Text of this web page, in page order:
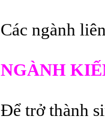
Các ngành
NGÀNH
Để trở thành